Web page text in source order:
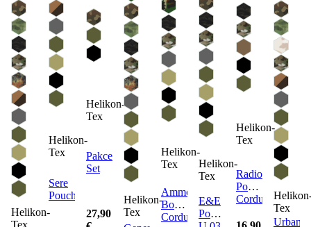
Helikon-
Tex
Helikon-
Tex
Sere
Pouch
Helikon-
Tex
Pakcell
Set
27,90
Helikon-
Tex
Helikon-
Tex
Ammo
Box
Cordura
Helikon-
Tex
E&E
Pouch
Helikon-
Tex
Radio
Pouch
Cordura
Tex
Urban